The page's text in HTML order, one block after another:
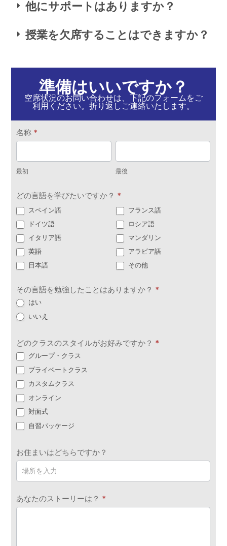
他にサポートはありますか？
授業を欠席することはできますか？
準備はいいですか？
空席状況のお問い合わせは、下記のフォームをご
利用ください。折り返しご連絡いたします。
お
問
い
合
せ
名称 *
初
最初
後
最後
どの言語を学びたいですか？ *
スペイン語
フランス語
ドイツ語
ロシア語
イタリア語
マンダリン
英語
アラビア語
日本語
その他
その言語を勉強したことはありますか？ *
はい
いいえ
どのクラスのスタイルがお好みですか？ *
グループ・クラス
プライベートクラス
カスタムクラス
オンライン
対面式
自習パッケージ
お住まいはどちらですか？
あなたのストーリーは？ *